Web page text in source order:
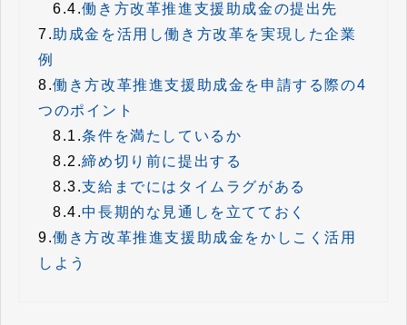
6.4.働き方改革推進支援助成金の提出先
7. 助成金を活用し働き方改革を実現した企業
例
8.働き方改革推進支援助成金を申請する際の4
つのポイント
8.1.条件を満たしているか
8.2.締め切り前に提出する
8.3.支給までにはタイムラグがある
8.4.中長期的な見通しを立てておく
9.働き方改革推進支援助成金をかしこく活用
しよう